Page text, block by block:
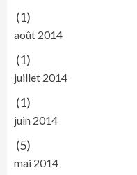
(1)
août 2014
(1)
juillet 2014
(1)
juin 2014
(5)
mai 2014